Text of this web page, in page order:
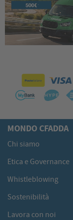
MONDO CFADDA
Chi siamo
Etica e Governance
Whistleblowing
Sostenibilità
Lavora con noi